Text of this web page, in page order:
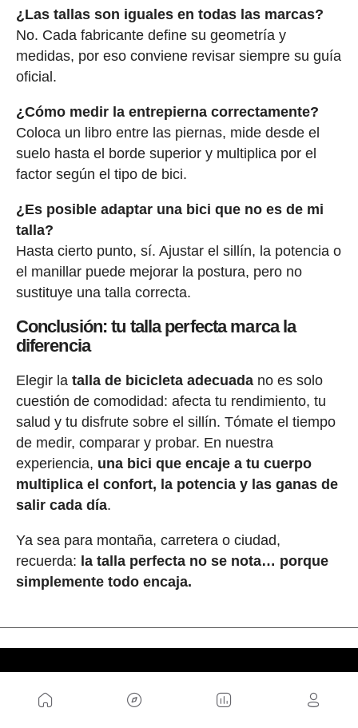
¿Las tallas son iguales en todas las marcas?
No. Cada fabricante define su geometría y
medidas, por eso conviene revisar siempre su guía
oficial.
¿Cómo medir la entrepierna correctamente?
Coloca un libro entre las piernas, mide desde el
suelo hasta el borde superior y multiplica por el
factor según el tipo de bici.
¿Es posible adaptar una bici que no es de mi
talla?
Hasta cierto punto, sí. Ajustar el sillín, la potencia o
el manillar puede mejorar la postura, pero no
sustituye una talla correcta.
Conclusión: tu talla perfecta marca la
diferencia
Elegir la talla de bicicleta adecuadano es solo
cuestión de comodidad: afecta tu rendimiento, tu
salud y tu disfrute sobre el sillín. Tómate el tiempo
de medir, comparar y probar. En nuestra
experiencia, una bici que encaje a tu cuerpo
multiplica el confort, la potencia y las ganas de
salir cada día.
Ya sea para montaña, carretera o ciudad,
recuerda: la talla perfecta no se nota… porque
simplemente todo encaja.